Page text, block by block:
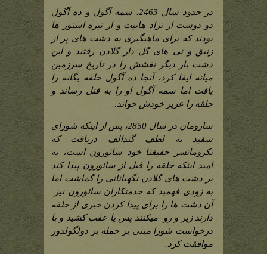
در حدود سال 2463، سمه آگول و ده آگول
دو دوست از نژاد هابیت و از تیره استور ها
بودند که برای ماهیگیری به دشت های پر از
زنبق و نی های گل دار گلادن رفتند و این
دشت بار دیگر نقشش را در تاریخ سرزمین
میانه ایفا کرد، آنجا ده آگول حلقه یگانه را
یافت اما سمه آگول او را به قتل رساند و
حلقه را عزیز خودش خواند.
سارومان در سال 2850، پس از اینکه شورای
سفید به لطف گندالف دریافت که
نکرومانسر حقیقتا خود سائورون است، به
امید اینکه حلقه را قبل از سائورون پیدا کند
بر دشت های گلادن نگهبانانی را گماشت اما
به زودی فهمید که خدمتکاران سائورون نیز
آن دشت ها را برای پیدا کردن خبری از حلقه
دارند زیر و رو
میکنند پس پا عقب کشید و با
درخواست شورا مبنی بر حمله بر دولگولدور
موافقت کرد.